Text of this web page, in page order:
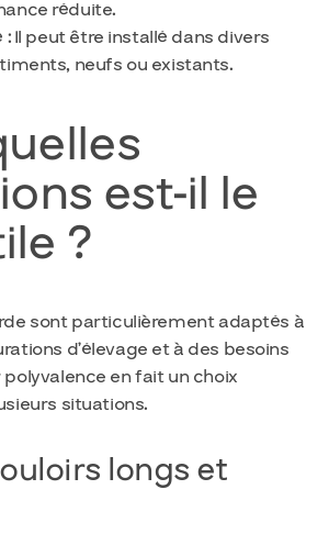
réduite.
Il peut être installé dans divers
neufs ou existants.
est-il le
?
sont particulièrement adaptés à
d’élevage et à des besoins
en fait un choix
situations.
longs et